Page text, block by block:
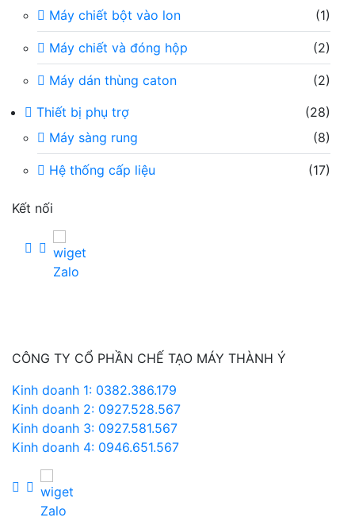
Máy chiết bột vào lon (1)
Máy chiết và đóng hộp (2)
Máy dán thùng caton
(2)
Thiết bị phụ trợ
(28)
Máy sàng rung
(8)
Hệ thống cấp liệu (17)
Kết nối
CÔNG TY CỔ PHẦN CHẾ TẠO MÁY THÀNH Ý
Kinh doanh 1: 0382.386.179
Kinh doanh 2: 0927.528.567
Kinh doanh 3: 0927.581.567
Kinh doanh 4: 0946.651.567